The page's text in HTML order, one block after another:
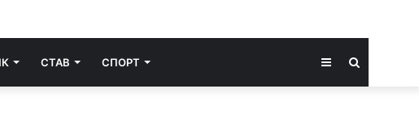
СТАВ СПОРТ Sidebar